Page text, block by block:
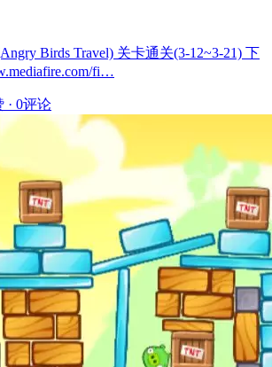
Birds Travel) 关卡通关(3-12~3-21) 下
fi…
· 0评论